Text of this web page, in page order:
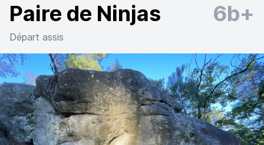
Paire de Ninjas 6b+
Départ assis